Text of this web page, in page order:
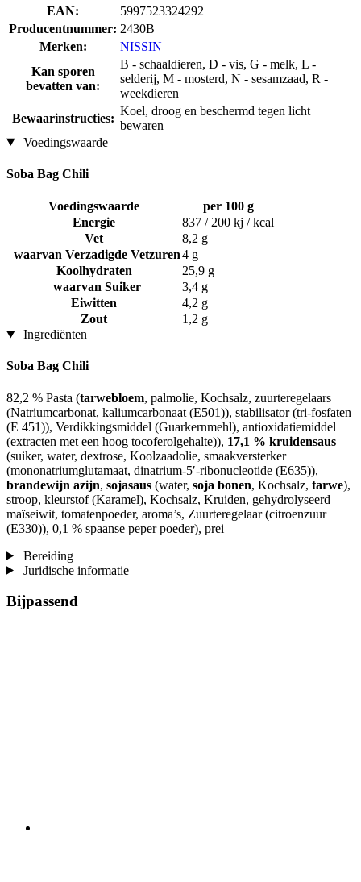
EAN:
5997523324292
Producentnummer: 2430B
Merken:
NISSIN
Kan sporen
bevatten van:
B - schaaldieren, D - vis, G - melk, L -
selderij, M - mosterd, N - sesamzaad, R -
weekdieren
Bewaarinstructies:
Koel, droog en beschermd tegen licht
bewaren
Voedingswaarde
Soba Bag Chili
Voedingswaarde
per 100 g
Energie
837 / 200 kj / kcal
Vet
8,2 g
waarvan Verzadigde Vetzuren4 g
Koolhydraten
25,9 g
waarvan Suiker
3,4 g
Eiwitten
4,2 g
Zout
1,2 g
Ingrediënten
Soba Bag Chili
82,2 % Pasta (tarwebloem, palmolie, Kochsalz, zuurteregelaars
(Natriumcarbonat, kaliumcarbonaat (E501)), stabilisator (tri-fosfaten
(E 451)), Verdikkingsmiddel (Guarkernmehl), antioxidatiemiddel
(extracten met een hoog tocoferolgehalte)), 17,1 % kruidensaus
(suiker, water, dextrose, Koolzaadolie, smaakversterker
(mononatriumglutamaat, dinatrium-5′-ribonucleotide (E635)),
brandewijn azijn, sojasaus (water, soja bonen, Kochsalz, tarwe),
stroop, kleurstof (Karamel), Kochsalz, Kruiden, gehydrolyseerd
maïseiwit, tomatenpoeder, aroma’s, Zuurteregelaar (citroenzuur
(E330)), 0,1 % spaanse peper poeder), prei
Bereiding
Juridische informatie
Bijpassend